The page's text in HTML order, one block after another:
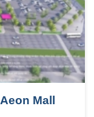
Mall